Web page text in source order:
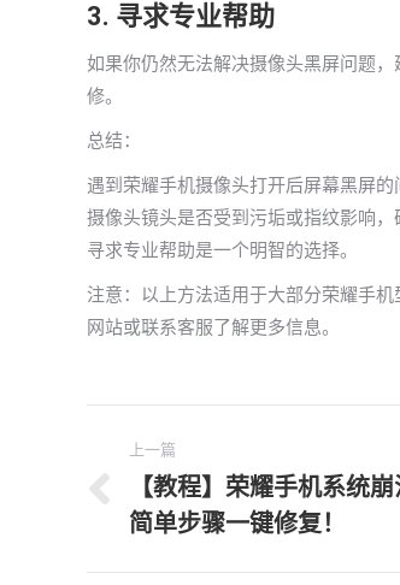
3. 寻求专业帮助
如果你仍然无法解决摄像头黑屏问题
修。
总结：
遇到荣耀手机摄像头打开后屏幕黑屏
摄像头镜头是否受到污垢或指纹影响
寻求专业帮助是一个明智的选择。
注意：以上方法适用于大部分荣耀手
网站或联系客服了解更多信息。
章
导
航
上一篇
上
一
文
【教程】荣耀手机系统崩
简单步骤一键修复！